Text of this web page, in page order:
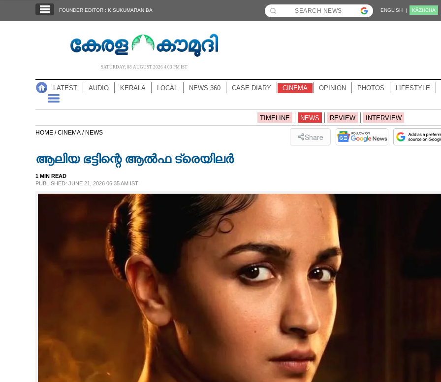
NOTIFIED NEWS
FOUNDER EDITOR : K SUKUMARAN BA ENGLISH | KĀZHCHA
SATURDAY, 08 AUGUST 2026 4.03 PM IST
LATEST AUDIO KERALA LOCAL NEWS 360 CASE DIARY CINEMA OPINION PHOTOS LIFESTYLE
TIMELINE NEWS REVIEW INTERVIEW
HOME /CINEMA / NEWS Share
ആലിയ ഭട്ടിന്റെ ആൽഫ ട്രെയിലർ
1 MIN READ
PUBLISHED: JUNE 21, 2026 06:35 AM IST